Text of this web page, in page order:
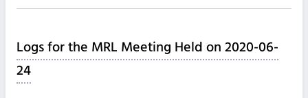
Logs for the MRL Meeting Held on 2020-06-
24